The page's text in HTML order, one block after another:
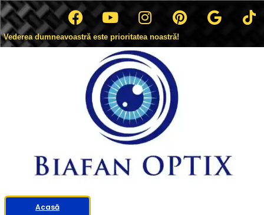
Vederea dumneavoastră este prioritatea noastră!
Acasă